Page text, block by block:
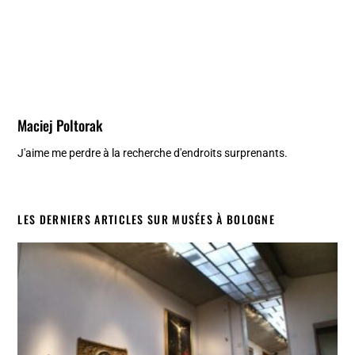
Maciej Poltorak
J'aime me perdre à la recherche d'endroits surprenants.
LES DERNIERS ARTICLES SUR MUSÉES À BOLOGNE